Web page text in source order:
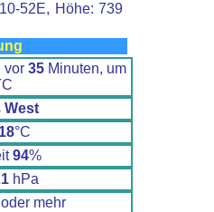
52E, Höhe: 739
vor 35 Minuten, um
West
18°C
94%
hPa
mehr